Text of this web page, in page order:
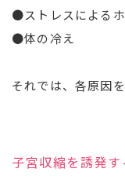
●ストレスによる
●体の冷え
それでは、各原因
子宮収縮を誘発